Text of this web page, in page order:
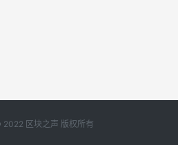
区块之声 版权所有